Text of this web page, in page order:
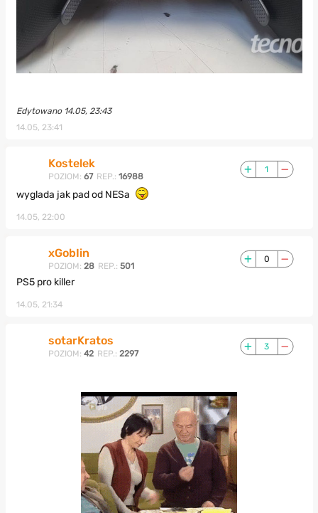
Edytowano 14.05, 23:43
14.05, 23:41
Kostelek
POZIOM: 67 REP.: 16988
1
wyglada jak pad od NESa
14.05, 22:00
xGobIin
POZIOM: 28 REP.: 501
0
PS5 pro killer
14.05, 21:34
sotarKratos
POZIOM: 42 REP.: 2297
3